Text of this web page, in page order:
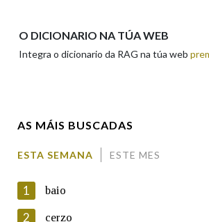
Marcas gramaticais
LIMPAR
O DICIONARIO NA TÚA WEB
Integra o dicionario da RAG na túa web
AS MÁIS BUSCADAS
ESTA SEMANA ESTE MES
1 baio
2 cerzo